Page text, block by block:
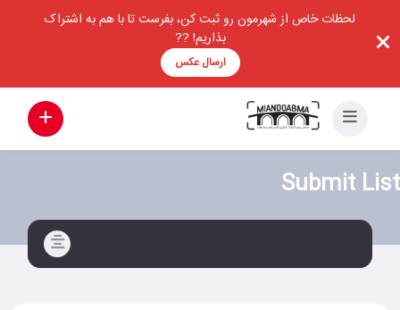
لحظات خاص از شهرمون رو ثبت کن، بفرست تا با هم به اشتراک
بذاریم! ??
ارسال عکس
Submit List